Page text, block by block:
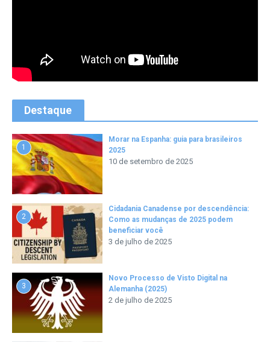
Destaque
1
Morar na Espanha: guia para brasileiros
2025
10 de setembro de 2025
2
Cidadania Canadense por descendência:
Como as mudanças de 2025 podem
beneficiar você
3 de julho de 2025
3
Novo Processo de Visto Digital na
Alemanha (2025)
2 de julho de 2025